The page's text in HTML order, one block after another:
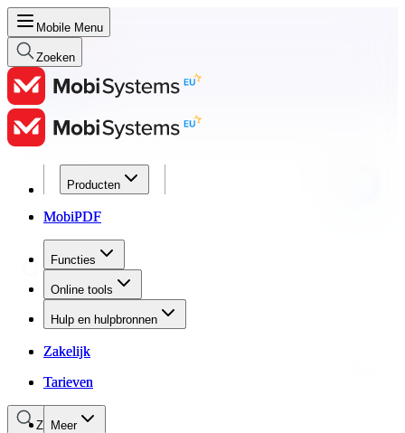
Mobile Menu
Zoeken
Producten
MobiPDF
Functies
Online tools
Hulp en hulpbronnen
Zakelijk
Tarieven
Meer
Producten
MobiPDF
Functies
Online tools
Hulp en hulpbronnen
Zakelijk
Tarieven
Zoeken